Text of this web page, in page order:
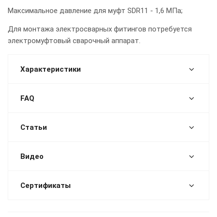
Максимальное давление для муфт SDR11 - 1,6 МПа;
Для монтажа электросварных фитингов потребуется
электромуфтовый сварочный аппарат.
Характеристики
FAQ
Статьи
Видео
Сертификаты